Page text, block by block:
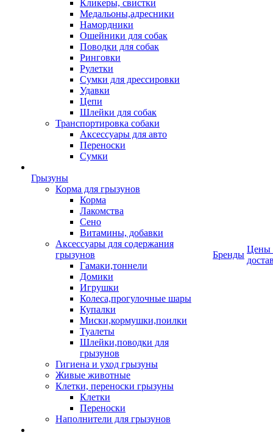
Кликеры, свистки
Медальоны,адресники
Намордники
Ошейники для собак
Поводки для собак
Ринговки
Рулетки
Сумки для дрессировки
Удавки
Цепи
Шлейки для собак
Транспортировка собаки
Аксессуары для авто
Переноски
Сумки
Грызуны
Корма для грызунов
Корма
Лакомства
Сено
Витамины, добавки
Аксессуары для содержания
грызунов
Гамаки,тоннели
Домики
Игрушки
Колеса,прогулочные шары
Купалки
Миски,кормушки,поилки
Туалеты
Шлейки,поводки для
грызунов
Гигиена и уход грызуны
Живые животные
Клетки, переноски грызуны
Клетки
Переноски
Наполнители для грызунов
Бренды
Цены